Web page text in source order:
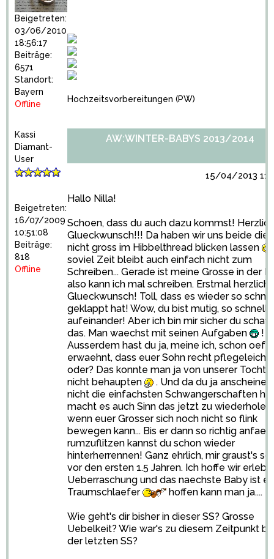
Beigetreten:
03/06/2010
18:56:17
Beiträge:
6571
Standort:
Bayern
Offline
Hochzeitsvorbereitungen (PW)
Kassi
Diamant-
User
Beigetreten:
16/07/2009
10:51:08
Beiträge:
818
Offline
AW:WINTER-BABYS 2013/2014
15/04/2013
Hallo Nilla!
Schoen, dass du auch dazu kommst!
Glueckwunsch!!! Da haben wir uns beide
nicht gross im Hibbelthread blicken lassen
soviel Zeit bleibt auch einfach nicht zum
Schreiben... Gerade ist meine Grosse in der
also kann ich mal schreiben. Erstmal
Glueckwunsch! Toll, dass es wieder so
geklappt hat! Wow, du bist mutig, so schnell
aufeinander! Aber ich bin mir sicher du
das. Man waechst mit seinen Aufgaben
!
Ausserdem hast du ja, meine ich, schon
erwaehnt, dass euer Sohn recht pflegeleicht
oder? Das konnte man ja von unserer
nicht behaupten
. Und da du ja
nicht die einfachsten Schwangerschaften
macht es auch Sinn das jetzt zu wiederholen
wenn euer Grosser sich noch nicht so flink
bewegen kann... Bis er dann so richtig
rumzuflitzen kannst du schon wieder
hinterherrennen! Ganz ehrlich, mir graust's
vor den ersten 1.5 Jahren. Ich hoffe wir
Ueberraschung und das naechste Baby ist
Traumschlaefer
hoffen kann man ja....
Wie geht's dir bisher in dieser SS? Grosse
Uebelkeit? Wie war's zu diesem Zeitpunkt
der letzten SS?